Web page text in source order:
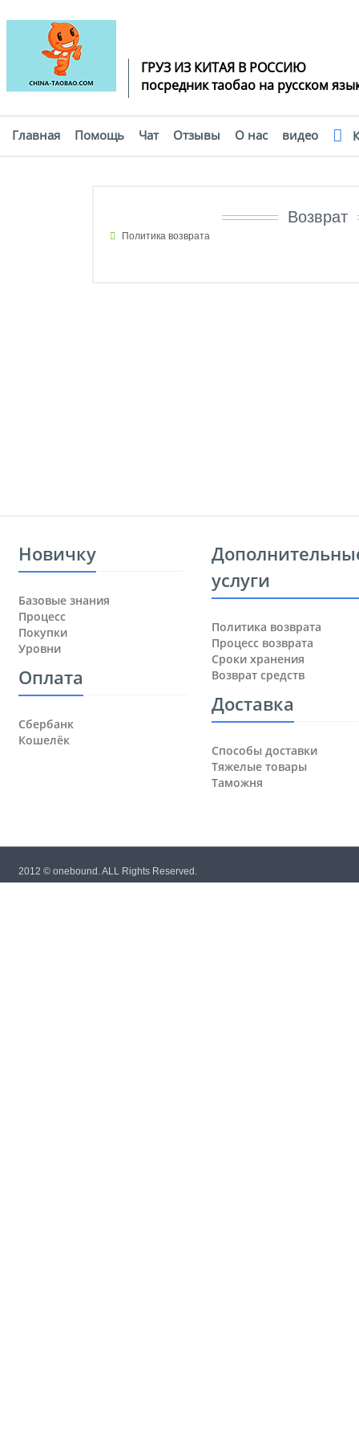
ГРУЗ ИЗ КИТАЯ В РОССИЮ
посредник таобао на русском
Главная Помощь Чат Отзывы О нас видео
Помощь
Возврат
Политика возврата
Новичку
Базовые знания
Процесс
Покупки
Уровни
Оплата
Сбербанк
Кошелёк
услуги
Политика возврата
Процесс возврата
Сроки хранения
Возврат средств
Доставка
Способы доставки
Тяжелые товары
Таможня
2012 © onebound. ALL Rights Reserved.